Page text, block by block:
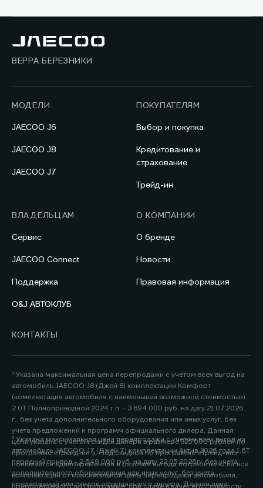
ВЕРРА БЕРЕЗНИКИ
МОДЕЛИ
JAECOO J6
JAECOO J8
JAECOO J7
ПОКУПАТЕЛЯМ
Выбор и покупка
Кредитование и
страхование
Трейд-ин
ВЛАДЕЛЬЦАМ
Сервис
JAECOO Connect
Поддержка
O&J АВТОКЛУБ
О КОМПАНИИ
О бренде
Новости
Правовая информация
КОНТАКТЫ
¹ Указана максимальная цена перепродажи с учетом всех выгод на
автомобиль JAECOO J8 (Джей 8) комплектации Комфорт
(комплектация автомобиля с наименьшей возможной стоимостью)
2.0Т Полноприводной 2024 г.п. - 3 894 000 руб. на дату 21.07.2026
г., без учета дополнительного оборудования или иных услуг, без
учета предложений и программ официального дилера. Данная
цена указана с учетом скидки дилера в размере 325 000 рублей по
программе «Трейд-ин ». Под скидкой по программе «Трейд-ин»
понимается единовременная и разовая выгода потребителю на все
комплектации от максимальной цены перепродажи автомобиля,
² Указана максимальная цена перепродажи с учетом всех выгод на
автомобиль JAECOO J7 (Джей 7) комплектации Актив 2026 года 1.6Т
передний привод - 2 649 000 руб. на дату 22.05.2026г., без учета
дополнительного оборудования или иных услуг, без учета
предложений или скидок официального дилера. Данная цена